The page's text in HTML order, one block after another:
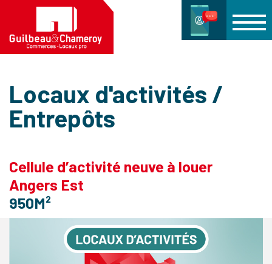
Locaux d'activités /
Entrepôts
Cellule d’activité neuve à louer
Angers Est
950M²